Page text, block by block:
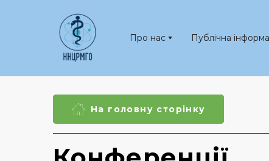
Про нас Публічна
На головну сторінку